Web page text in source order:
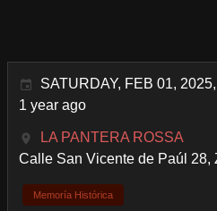
SATURDAY, FEB 01,
1 year ago
LA PANTERA ROSSA
Calle San Vicente de Paúl 28,
Memoría Histórica